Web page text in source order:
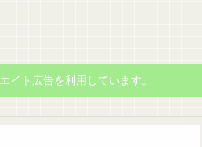
イト広告を利用しています。